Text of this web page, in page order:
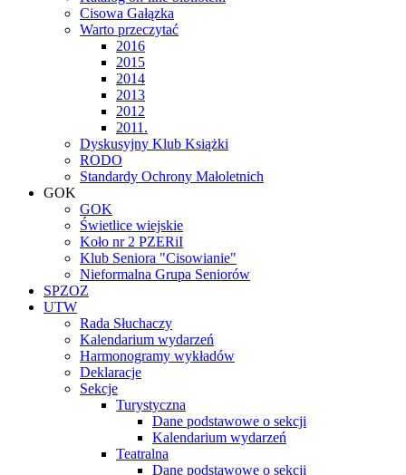
Cisowa Gałązka
Warto przeczytać
2016
2015
2014
2013
2012
2011.
Dyskusyjny Klub Książki
RODO
Standardy Ochrony Małoletnich
GOK
GOK
Świetlice wiejskie
Koło nr 2 PZERiI
Klub Seniora "Cisowianie"
Nieformalna Grupa Seniorów
SPZOZ
UTW
Rada Słuchaczy
Kalendarium wydarzeń
Harmonogramy wykładów
Deklaracje
Sekcje
Turystyczna
Dane podstawowe o sekcji
Kalendarium wydarzeń
Teatralna
Dane podstawowe o sekcji